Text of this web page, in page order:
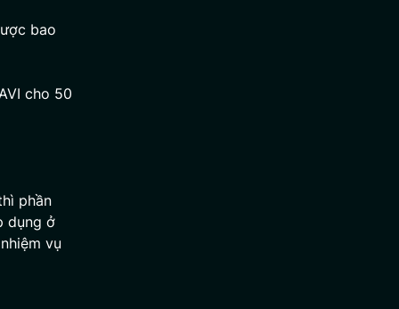
bao
cho 50
phần
dụng ở
vụ